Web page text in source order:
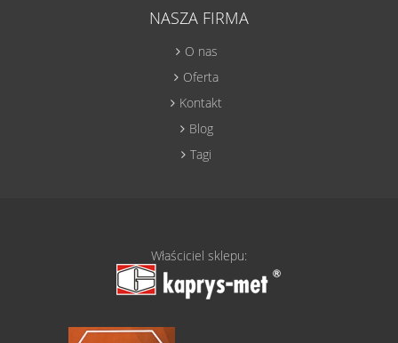
NASZA FIRMA
O nas
Oferta
Kontakt
Blog
Tagi
Właściciel sklepu: